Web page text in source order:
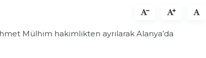
Mülhim hakimlikten ayrılarak Alanya’da